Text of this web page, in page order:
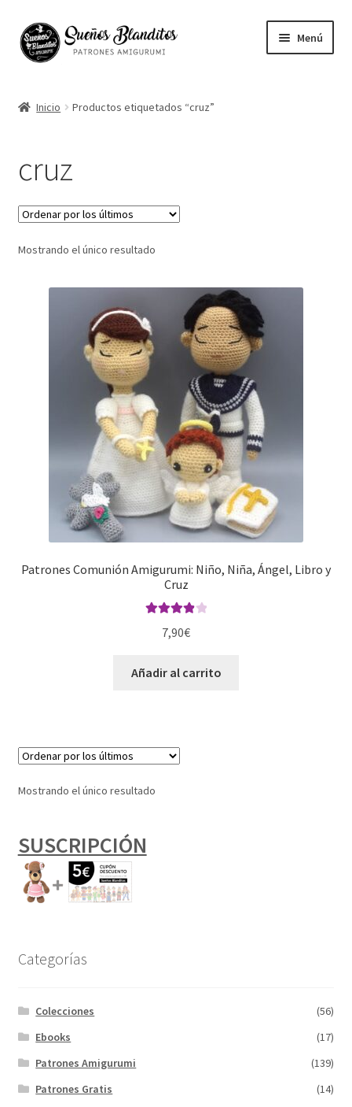
Ir
a
Ir
al
contenido
Menú
Ayuda
Blog
Vuestros Amigurumis
Sobre mi
Inicio Productos etiquetados “cruz”
cruz
Mostrando el único resultado
Patrones Comunión Amigurumi: Niño, Niña, Ángel, Libro y
Cruz
con4.00
7,90€
Añadir al carrito
Mostrando el único resultado
SUSCRIPCIÓN
Categorías
Colecciones
(56)
Ebooks
(17)
Patrones Amigurumi
(139)
Patrones Gratis
(14)